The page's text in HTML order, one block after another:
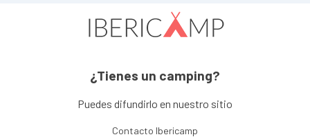
¿Tienes un camping?
Puedes difundirlo en nuestro sitio
Contacto Ibericamp